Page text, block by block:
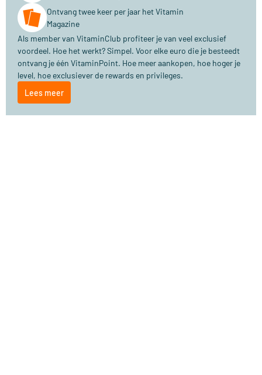
Ontvang twee keer per jaar het Vitamin
Magazine
Als member van VitaminClub profiteer je van veel exclusief
voordeel. Hoe het werkt? Simpel. Voor elke euro die je besteedt
ontvang je één VitaminPoint. Hoe meer aankopen, hoe hoger je
level, hoe exclusiever de rewards en privileges.
Lees meer